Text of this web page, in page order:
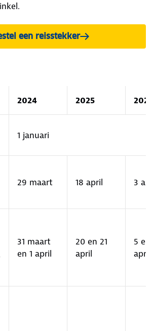
een reisstekker
2024 2025 2026
1 januari
29 maart 18 april 3
31 maart
en 1 april
20 en 21
april
5 en
april